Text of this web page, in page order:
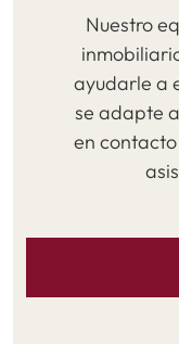
Nuestro
ayudarle a
se adapte
en